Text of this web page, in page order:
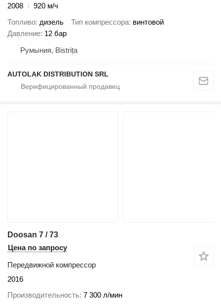
2008
920 м/ч
Топливо дизель Тип компрессора винтовой
Давление 12 бар
Румыния, Bistrița
AUTOLAK DISTRIBUTION SRL
Doosan 7 / 73
Цена по запросу
Передвижной компрессор
2016
Производительность 7 300 л/мин